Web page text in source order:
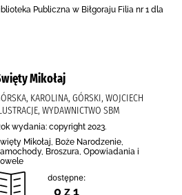
Publiczna w Biłgoraju Filia nr 1 dla
Mikołaj
KAROLINA, GÓRSKI, WOJCIECH
WYDAWNICTWO SBM
wydania: copyright 2023.
Mikołaj, Boże Narodzenie,
Broszura, Opowiadania i
dostępne:
0 z 1